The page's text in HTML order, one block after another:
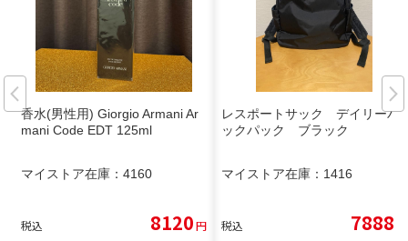
香水(男性用) Giorgio Armani Ar
mani Code EDT 125ml
マイストア在庫： 4160
税込 8120円
レスポートサック デイリーバ
ックパック ブラック
マイストア在庫： 1416
税込 7888